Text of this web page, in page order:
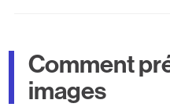
Comment
images